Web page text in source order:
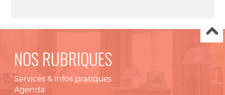
NOS RUBRIQUES
Services & infos pratiques
Agenda